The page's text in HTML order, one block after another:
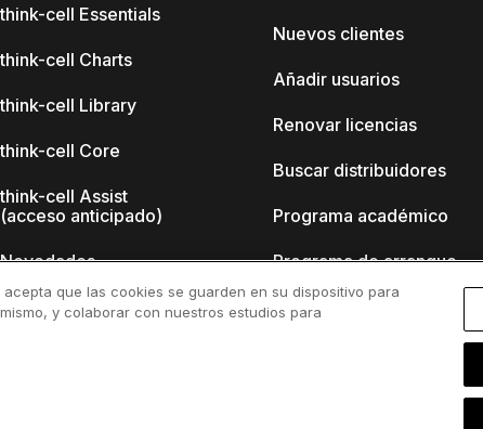
think-cell Essentials
think-cell Charts
think-cell Library
think-cell Core
think-cell Assist
(acceso anticipado)
Novedades
¿Por qué think-cell?
Nuevos clientes
Añadir usuarios
Renovar licencias
Buscar distribuidores
Programa académico
Programa de arranque
que las cookies se guarden en su dispositivo para
y colaborar con nuestros estudios para